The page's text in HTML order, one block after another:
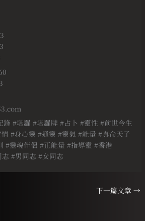
錄 #塔羅 #塔羅牌 #占卜 #靈性 #前世今生
#身心靈 #通靈 #靈氣 #能量 #真命天子
#靈魂伴侶 #正能量 #指導靈 #香港
志 #男同志 #女同志
下一篇文章 →